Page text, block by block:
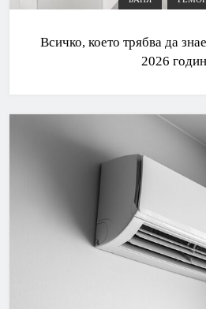
Всичко, което трябва да
2026